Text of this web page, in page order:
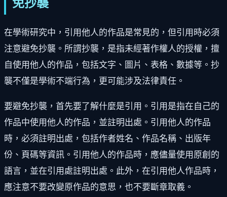
免抄襲
在學術研究中，引用他人的作品是常見的，但引用時必須
注意避免抄襲。所謂抄襲，是指未經著作權人的授權，擅
自使用他人的作品，包括文字、圖片、表格、數據等。抄
襲不僅是學術不端行為，更可能涉及法律責任。
要避免抄襲，首先要了解什麼是引用。引用是指在自己的
作品中使用他人的作品，並註明出處。引用他人的作品
時，必須註明出處，包括作者姓名、作品名稱、出版年
份、頁碼等資訊。引用他人的作品時，應儘量使用原創的
語言，並在引用處註明出處。此外，在引用他人作品時，
應注意不要改變原作品的意思，也不要斷章取義。